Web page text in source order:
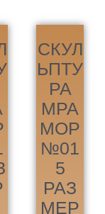
СКУЛ
ЬПТУ
РА
МРА
МОР
№01
5
РАЗ
МЕР